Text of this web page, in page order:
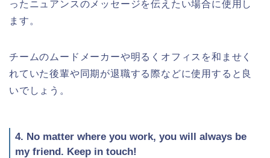
ったニュアンスのメッセージを伝えたい場合に使用し
ます。
チームのムードメーカーや明るくオフィスを和ませく
れていた後輩や同期が退職する際などに使用すると良
いでしょう。
4. No matter where you work, you will always be
my friend. Keep in touch!